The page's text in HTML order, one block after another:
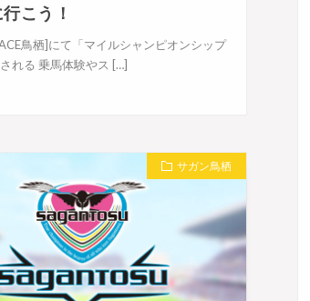
こう！
鳥栖]にて「マイルシャンピオンシップ
れる 乗馬体験やス […]
サガン鳥栖